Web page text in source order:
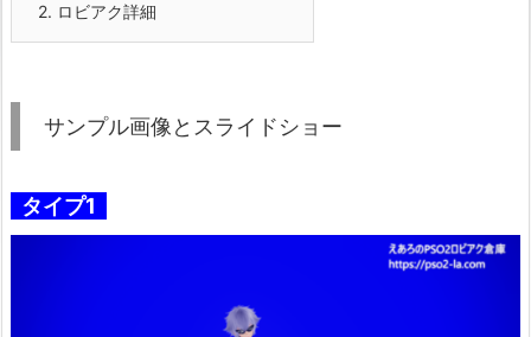
2. ロビアク詳細
サンプル画像とスライドショー
タイプ1